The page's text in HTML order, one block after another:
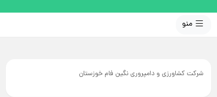
شرکت کشاورزی و دامپروری نگین فام خوزستان